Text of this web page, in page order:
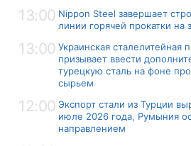
13:00 Nippon Steel завершает
линии горячей прокатки на
13:00 Украинская сталелитейная
призывает ввести
турецкую сталь на фоне
сырьем
12:00 Экспорт стали из Турции
июле 2026 года, Румыния
направлением